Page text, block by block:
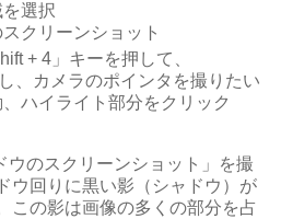
選択
クリーンショット
+ 4」キーを押して、
、カメラのポインタを撮りたい
ハイライト部分をクリック
ウのスクリーンショット」を撮
ウ回りに黒い影（シャドウ）が
この影は画像の多くの部分を占